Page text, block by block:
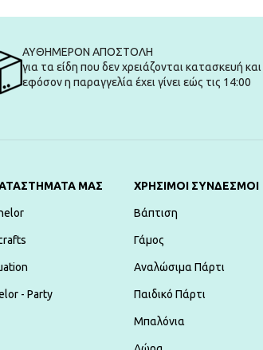
ΑΥΘΗΜΕΡΟΝ ΑΠΟΣΤΟΛΗ
για τα είδη που δεν χρειάζονται κατασκευή και
εφόσον η παραγγελία έχει γίνει εώς τις 14:00
ΜΑΣ
- Party
ΧΡΗΣΙΜΟΙ ΣΥΝΔΕΣΜΟΙ
Βάπτιση
Γάμος
Αναλώσιμα Πάρτι
Παιδικό Πάρτι
Μπαλόνια